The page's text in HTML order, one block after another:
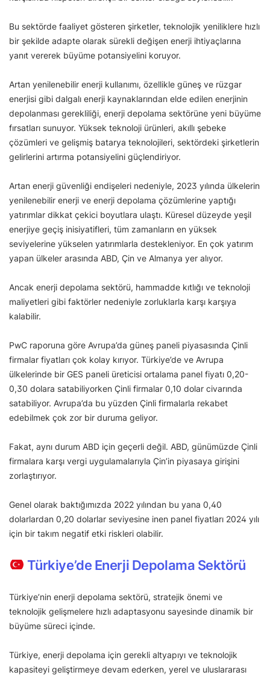
Bu sektörde faaliyet gösteren şirketler, teknolojik yeniliklere hızlı
bir şekilde adapte olarak sürekli değişen enerji ihtiyaçlarına
yanıt vererek büyüme potansiyelini koruyor.
Artan yenilenebilir enerji kullanımı, özellikle güneş ve rüzgar
enerjisi gibi dalgalı enerji kaynaklarından elde edilen enerjinin
depolanması gerekliliği, enerji depolama sektörüne yeni büyüme
fırsatları sunuyor. Yüksek teknoloji ürünleri, akıllı şebeke
çözümleri ve gelişmiş batarya teknolojileri, sektördeki şirketlerin
gelirlerini artırma potansiyelini güçlendiriyor.
Artan enerji güvenliği endişeleri nedeniyle, 2023 yılında ülkelerin
yenilenebilir enerji ve enerji depolama çözümlerine yaptığı
yatırımlar dikkat çekici boyutlara ulaştı. Küresel düzeyde yeşil
enerjiye geçiş inisiyatifleri, tüm zamanların en yüksek
seviyelerine yükselen yatırımlarla destekleniyor. En çok yatırım
yapan ülkeler arasında ABD, Çin ve Almanya yer alıyor.
Ancak enerji depolama sektörü, hammadde kıtlığı ve teknoloji
maliyetleri gibi faktörler nedeniyle zorluklarla karşı karşıya
kalabilir.
PwC raporuna göre Avrupa’da güneş paneli piyasasında Çinli
firmalar fiyatları çok kolay kırıyor. Türkiye’de ve Avrupa
ülkelerinde bir GES paneli üreticisi ortalama panel fiyatı 0,20-
0,30 dolara satabiliyorken Çinli firmalar 0,10 dolar civarında
satabiliyor. Avrupa’da bu yüzden Çinli firmalarla rekabet
edebilmek çok zor bir duruma geliyor.
Fakat, aynı durum ABD için geçerli değil. ABD, günümüzde Çinli
firmalara karşı vergi uygulamalarıyla Çin’in piyasaya girişini
zorlaştırıyor.
Genel olarak baktığımızda 2022 yılından bu yana 0,40
dolarlardan 0,20 dolarlar seviyesine inen panel fiyatları 2024 yılı
için bir takım negatif etki riskleri olabilir.
Türkiye’de Enerji Depolama Sektörü
Türkiye’nin enerji depolama sektörü, stratejik önemi ve
teknolojik gelişmelere hızlı adaptasyonu sayesinde dinamik bir
büyüme süreci içinde.
Türkiye, enerji depolama için gerekli altyapıyı ve teknolojik
kapasiteyi geliştirmeye devam ederken, yerel ve uluslararası